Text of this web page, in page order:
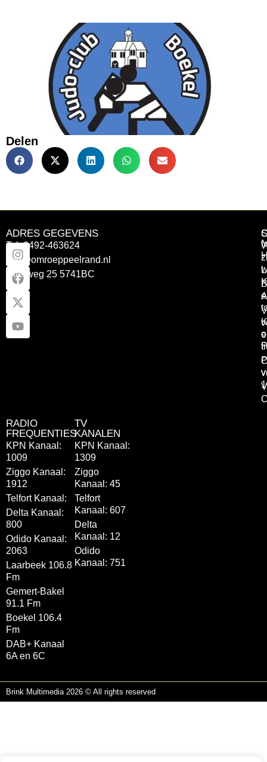
Delen
ADRES GEGEVENS
Tel: 0492-463624
info@omroeppeelrand.nl
Otterweg 25 5741BC
RADIO
FREQUENTIES
KPN Kanaal:
1009
Ziggo Kanaal:
1912
Telfort Kanaal:
Delta Kanaal:
800
Odido Kanaal:
2063
Laarbeek 106.8
Fm
Gemert-Bakel
91.1 Fm
Boekel 106.4
Fm
DAB+ Kanaal
6A en 6C
TV
KANALEN
KPN Kanaal:
1309
Ziggo
Kanaal: 45
Telfort
Kanaal: 607
Delta
Kanaal: 12
Odido
Kanaal: 751
Brink Multimedia 2026 © All rights reserved